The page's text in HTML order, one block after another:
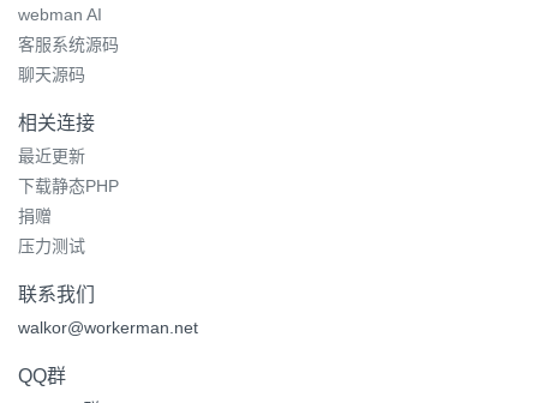
webman AI
客服系统源码
聊天源码
相关连接
最近更新
下载静态PHP
捐赠
压力测试
联系我们
walkor@workerman.net
QQ群